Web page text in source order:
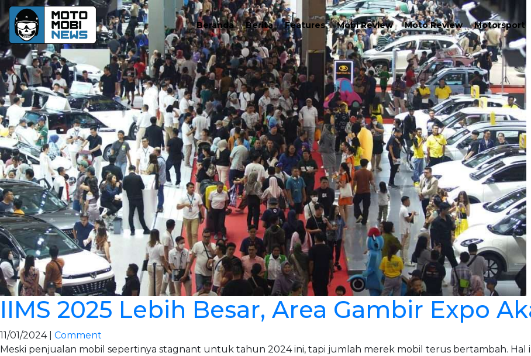
Beranda Berita Features Mobi Review Moto Review Motorsport
IIMS 2025 Lebih Besar, Area Gambir Expo
11/01/2024 | Comment
Meski penjualan mobil sepertinya stagnant untuk tahun 2024 ini, tapi jumlah merek mobil terus bertambah. Hal